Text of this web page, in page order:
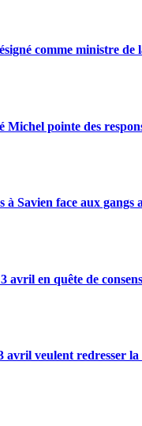
comme ministre
pointe des
Savien face aux gangs
avril en quête de
avril veulent redresser